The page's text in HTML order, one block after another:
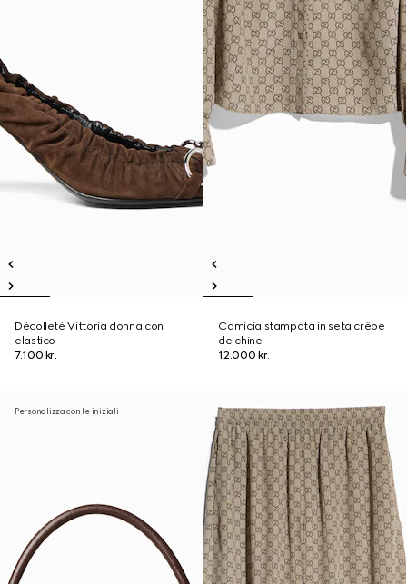
Décolleté Vittoria donna con
elastico
7.100 kr.
Camicia stampata in seta crêpe
de chine
12.000 kr.
Personalizza con le iniziali